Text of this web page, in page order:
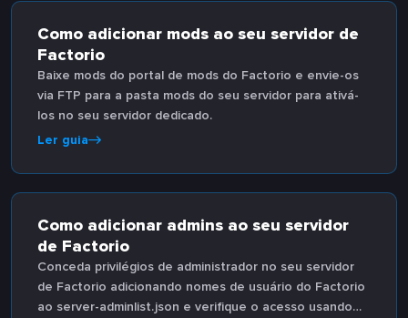
Como adicionar mods ao seu servidor de
Factorio
Baixe mods do portal de mods do Factorio e envie-os
via FTP para a pasta mods do seu servidor para ativá-
los no seu servidor dedicado.
Ler guia
Como adicionar admins ao seu servidor
de Factorio
Conceda privilégios de administrador no seu servidor
de Factorio adicionando nomes de usuário do Factorio
ao server-adminlist.json e verifique o acesso usando